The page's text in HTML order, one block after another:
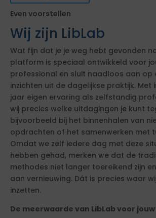
Even voorstellen
Wij zijn LibLab
Wat fijn dat je je weg hebt gevonden
platform is speciaal ontwikkeld voor
professional en sluit naadloos aan op
inzichten uit de dagelijkse praktijk. Met
jaar eigen ervaring als zelfstandig
wij precies welke uitdagingen je kunt
bijvoorbeeld bij het binnenhalen van
opdrachten of het samenwerken met
Omdat we zelf iedere dag met deze
hebben gehad, merken we dat de
methodes niet langer toereikend zijn
aan vernieuwing. Dát is precies waar
inzetten.
De meerwaarde van LibLab voor